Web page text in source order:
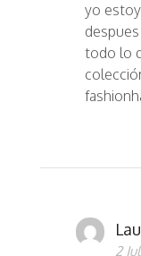
yo
todo lo
2